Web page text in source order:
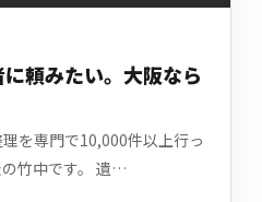
頼みたい。大阪なら
を専門で10,000件以上行っ
竹中です。 遺…